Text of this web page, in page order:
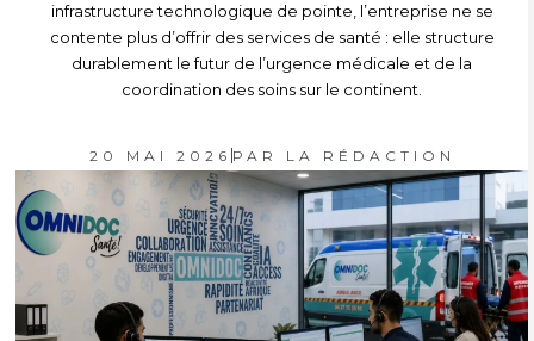
infrastructure technologique de pointe, l’entreprise ne se
contente plus d’offrir des services de santé : elle structure
durablement le futur de l’urgence médicale et de la
coordination des soins sur le continent.
20 MAI 2026 PAR LA RÉDACTION